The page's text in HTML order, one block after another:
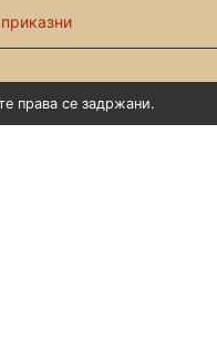
права се задржани.